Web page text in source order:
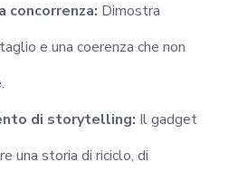
concorrenza: Dimostra
e una coerenza che non
di storytelling: Il gadget
una storia di riciclo, di